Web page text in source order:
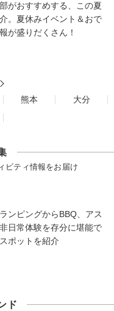
がおすすめする、この夏
。夏休みイベント＆おで
が盛りだくさん！
熊本
大分
ビティ情報をお届け
ンピングからBBQ、アス
日常体験を存分に堪能で
ポットを紹介
ド